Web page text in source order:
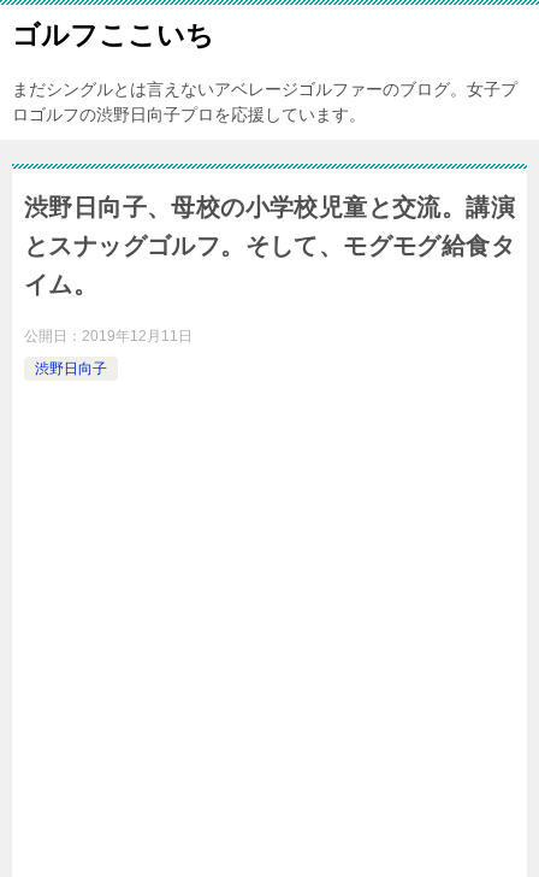
ゴルフここいち
まだシングルとは言えないアベレージゴルファーのブログ。女子プ
ロゴルフの渋野日向子プロを応援しています。
渋野日向子、母校の小学校児童と交流。講演
とスナッグゴルフ。そして、モグモグ給食タ
イム。
公開日： 2019年12月11日
渋野日向子